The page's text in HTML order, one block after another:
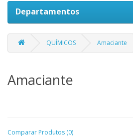
Departamentos
QUÍMICOS Amaciante
Amaciante
Comparar Produtos (0)